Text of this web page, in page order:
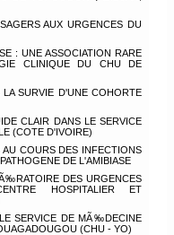
AUX URGENCES DU
: UNE ASSOCIATION RARE
CLINIQUE DU CHU DE
SURVIE D'UNE COHORTE
CLAIR DANS LE SERVICE
(COTE D'IVOIRE)
COURS DES INFECTIONS
DE L'AMIBIASE
DES URGENCES
HOSPITALIER ET
SERVICE DE MÃ‰DECINE
(CHU - YO)